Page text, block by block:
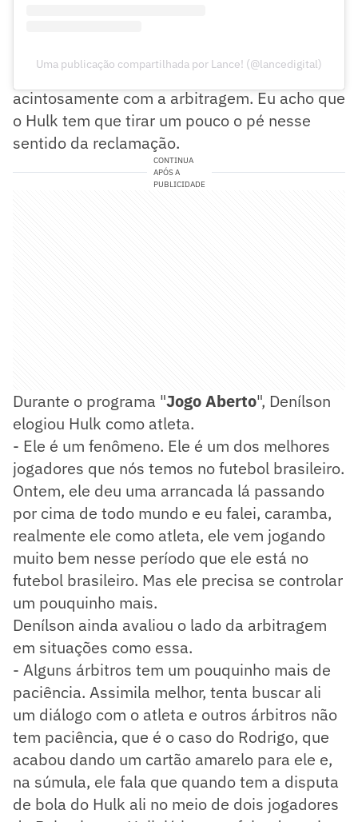
Uma publicação compartilhada por Lance! (@lancedigital)
- O Hulk já há algum tempo reclama muito
acintosamente com a arbitragem. Eu acho que
o Hulk tem que tirar um pouco o pé nesse
sentido da reclamação.
CONTINUA
APÓS A
PUBLICIDADE
Durante o programa "Jogo Aberto", Denílson
elogiou Hulk como atleta.
- Ele é um fenômeno. Ele é um dos melhores
jogadores que nós temos no futebol brasileiro.
Ontem, ele deu uma arrancada lá passando
por cima de todo mundo e eu falei, caramba,
realmente ele como atleta, ele vem jogando
muito bem nesse período que ele está no
futebol brasileiro. Mas ele precisa se controlar
um pouquinho mais.
Denílson ainda avaliou o lado da arbitragem
em situações como essa.
- Alguns árbitros tem um pouquinho mais de
paciência. Assimila melhor, tenta buscar ali
um diálogo com o atleta e outros árbitros não
tem paciência, que é o caso do Rodrigo, que
acabou dando um cartão amarelo para ele e,
na súmula, ele fala que quando tem a disputa
de bola do Hulk ali no meio de dois jogadores